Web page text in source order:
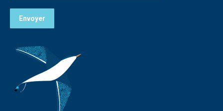
Envoyer